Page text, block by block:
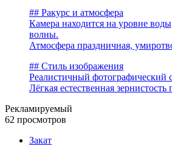
## Ракурс и атмосфера
Камера находится на уровне
волны.
Атмосфера праздничная,
## Стиль изображения
Реалистичный фотографический
Лёгкая естественная зернистость
Рекламируемый
62 просмотров
Закат